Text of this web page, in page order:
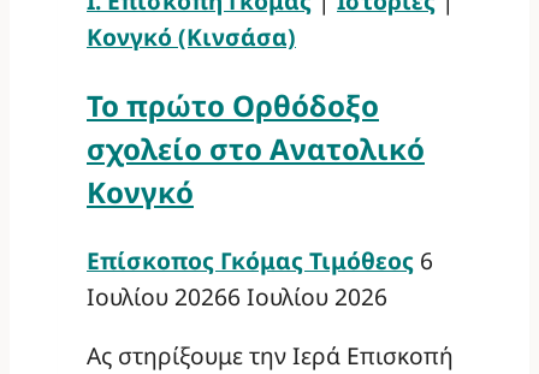
Κονγκό (Κινσάσα)
Το πρώτο Ορθόδοξο
σχολείο στο Ανατολικό
Κονγκό
Επίσκοπος Γκόμας Τιμόθεος 6
Ιουλίου 20266 Ιουλίου 2026
Ας στηρίξουμε την Ιερά Επισκοπή